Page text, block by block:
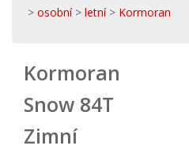
> osobní> letní> Kormoran
Kormoran
Snow 84T
Zimní